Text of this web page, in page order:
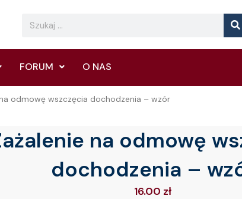
Search
FORUM O NAS
odmowę wszczęcia dochodzenia – wzór
na odmowę
dochodzenia –
16.00 zł